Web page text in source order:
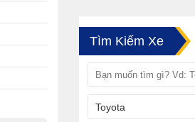
Tìm Kiếm Xe
Toyota